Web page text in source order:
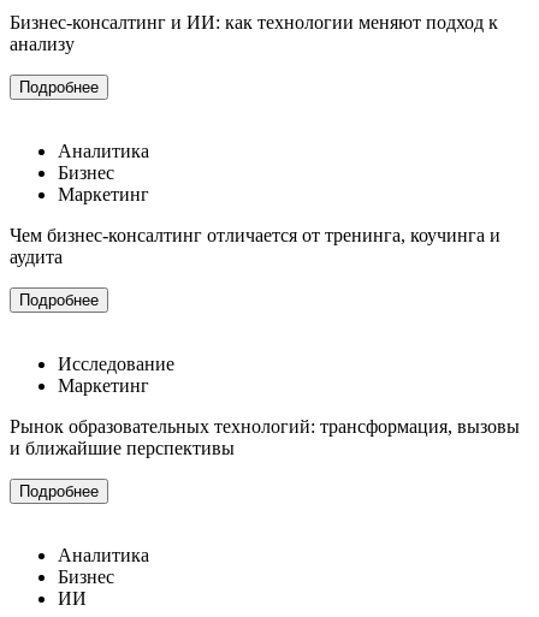
Бизнес-консалтинг и ИИ: как технологии меняют подход к
анализу
Подробнее
Аналитика
Бизнес
Маркетинг
Чем бизнес-консалтинг отличается от тренинга, коучинга и
аудита
Подробнее
Исследование
Маркетинг
Рынок образовательных технологий: трансформация, вызовы
и ближайшие перспективы
Подробнее
Аналитика
Бизнес
ИИ